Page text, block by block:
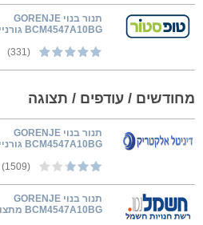
‏תנור בנוי GORENJE
BCM4547A10BG גורנייה
(331)
מחודשים / עודפים / תצוגה
‏תנור בנוי GORENJE
BCM4547A10BG גורנייה*...
(1509)
תנור בנוי GORENJE
BCM4547A10BG מתצוגה יבואן...